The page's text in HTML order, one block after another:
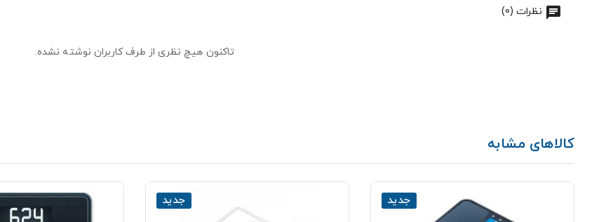
نظرات (0)
تاکنون هیچ نظری از طرف کاربران نوشته نشده.
کالاهای مشابه
جدید جدید